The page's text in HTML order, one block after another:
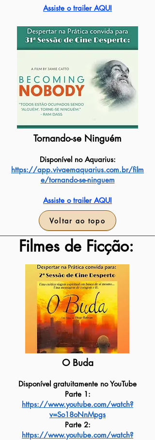
Assiste o trailer AQUI
Tornando-se Ninguém
Disponível no Aquarius:
https://app.vivaemaquarius.com.br/film
e/tornando-se-ninguem
Assiste o trailer AQUI
Voltar ao topo
Filmes de Ficção:
O Buda
Disponível gratuitamente no YouTube
Parte 1:
https://www.youtube.com/watch?
v=So18oNnMpgs
Parte 2:
https://www.youtube.com/watch?